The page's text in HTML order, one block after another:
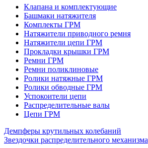
Клапана и комплектующие
Башмаки натяжителя
Комплекты ГРМ
Натяжители приводного ремня
Натяжители цепи ГРМ
Прокладки крышки ГРМ
Ремни ГРМ
Ремни поликлиновые
Ролики натяжные ГРМ
Ролики обводные ГРМ
Успокоители цепи
Распределительные валы
Цепи ГРМ
Демпферы крутильных колебаний
Звездочки распределительного механизма